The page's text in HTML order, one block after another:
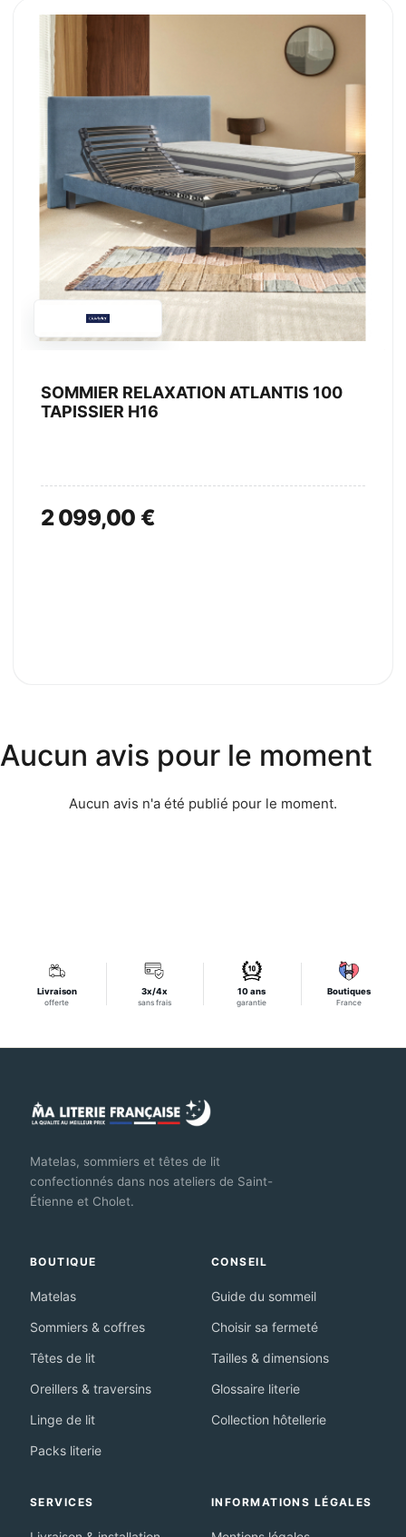
SOMMIER RELAXATION ATLANTIS 100
TAPISSIER H16
2 099,00 €
Aucun avis pour le moment
Aucun avis n'a été publié pour le moment.
Livraison
offerte
3x/4x
sans frais
10 ans
garantie
Boutiques
France
Matelas, sommiers et têtes de lit
confectionnés dans nos ateliers de Saint-
Étienne et Cholet.
BOUTIQUE
Matelas
Sommiers & coffres
Têtes de lit
Oreillers & traversins
Linge de lit
Packs literie
CONSEIL
Guide du sommeil
Choisir sa fermeté
Tailles & dimensions
Glossaire literie
Collection hôtellerie
SERVICES INFORMATIONS LÉGALES